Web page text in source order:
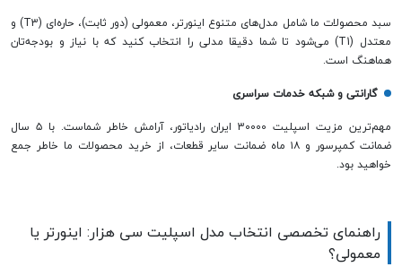
سبد محصولات ما شامل مدل‌های متنوع اینورتر، معمولی (دور ثابت)، حاره‌ای (T3) و
معتدل (T1) می‌شود تا شما دقیقا مدلی را انتخاب کنید که با نیاز و بودجه‌تان
هماهنگ است.
گارانتی و شبکه خدمات سراسری
مهم‌ترین مزیت اسپلیت 30000 ایران رادیاتور، آرامش خاطر شماست. با ۵ سال
ضمانت کمپرسور و ۱۸ ماه ضمانت سایر قطعات، از خرید محصولات ما خاطر جمع
خواهید بود.
راهنمای تخصصی انتخاب مدل اسپلیت سی هزار: اینورتر یا
معمولی؟